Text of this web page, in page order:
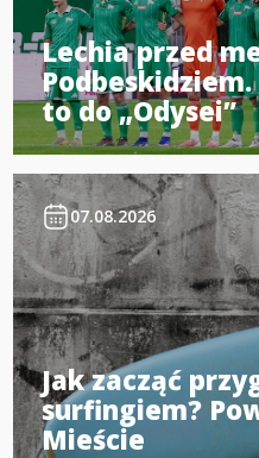
Lechia przed
to do „Odysei”
07.08.2026
Jak zacząć
surfingiem?
Mieście